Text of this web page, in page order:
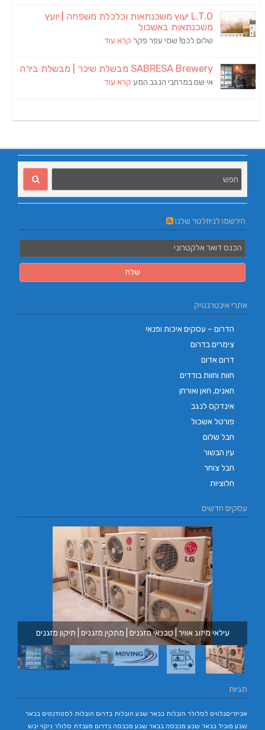
L.T.O יעוץ משכנתאות וכלכלת משפחה | יועץ
משכנתאות באשכול
שלום לכם! שמי עפר פקרקרא עוד
SABRESA Brewery מבשלת שיכר | מבשלת בירה
אי שם במרחבי הנגב המעקרא עוד
הירשמו לניוזלטר שלנו
אתרי אינטרנטיק
הדרום – עסקים איכות ופנאי
צימרים בדרום
דרום אדום
חוות וחוות בודדים
חאנים, חאן ואורחן
אינדקס לנגב
פורטל אשכול
חבל שלום
עין הבשור
חבל צוחר
חלוציות
עסקים חדשים
עילאי מיזוג אוויר | טכנאי מזגנים | מתקין מזגנים | תיקון מזגנים
תגיות
אביזריםנלווים לסלולר הובלות בבאר שבע הובלות בדרום הובלות לסטודנטים בבאר
שבע מוביל בבאר שבע מכבסה בבאר שבע מכבסה בדרום מעבדת סלולר ניקוי יבש